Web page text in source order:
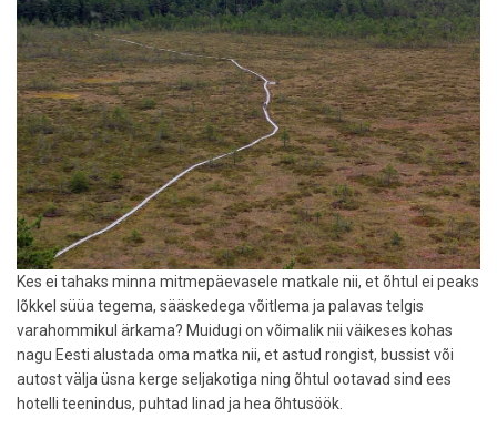
Kes ei tahaks minna mitmepäevasele matkale nii, et õhtul ei peaks
lõkkel süüa tegema, sääskedega võitlema ja palavas telgis
varahommikul ärkama? Muidugi on võimalik nii väikeses kohas
nagu Eesti alustada oma matka nii, et astud rongist, bussist või
autost välja üsna kerge seljakotiga ning õhtul ootavad sind ees
hotelli teenindus, puhtad linad ja hea õhtusöök.